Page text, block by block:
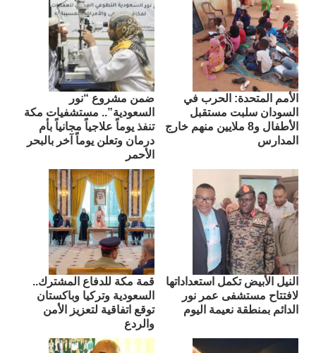
الأمم المتحدة: الحرب في
السودان سلبت مستقبل
الأطفال و8 ملايين منهم خارج
المدارس
ضمن مشروع “نور
السعودية”.. مستشفيات مكة
تنفذ يوماً علاجياً مجانياً بأم
درمان وتعلن يوماً آخر بالبحر
الأحمر
النيل الأبيض تكمل استعداداتها
لافتتاح مستشفى عمر نور
الدائم بمنطقة نعيمة اليوم
قمة مكة للدفاع المشترك..
السعودية وتركيا وباكستان
توقع اتفاقية لتعزيز الأمن
والردع